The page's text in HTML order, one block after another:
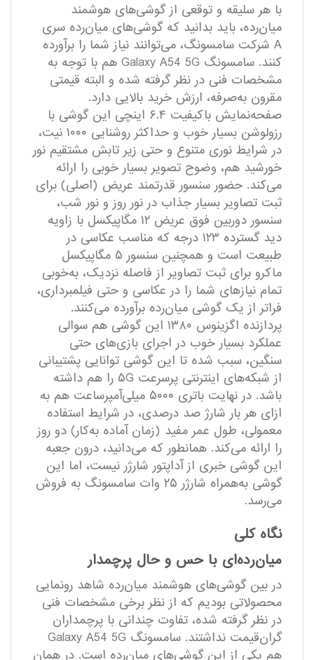
با هر سلیقه و توقعی از گوشی‌های هوشمند
میان‌رده، باید بدانید که گوشی‌های میان‌رده سری
A شرکت سامسونگ، می‌توانند نیاز شما را برآورده
کنند. سامسونگ Galaxy A54 5G هم با توجه به
مشخصات فنی در نظر گرفته شده و البته قیمتی
مقرون به‌صرفه، ارزش خرید بالایی دارد.
صفحه‌نمایش باکیفیت ۶.۴ اینچی این گوشی با
رزولوشن بسیار خوب و حداکثر روشنایی ۱۰۰۰ نیت،
در شرایط نوری متنوع و حتی زیر تابش مشتقیم نور
خورشید هم، وضوح تصویر بسیار خوبی را ارائه
می‌کند. حضور سنسور قدرتمند عریض (اصلی) برای
ثبت تصاویر بسیار جذاب در نور روز و نور شب،
سنسور دوربین فوق عریض ۱۲ مگاپیکسل با زاویه
دید گسترده ۱۲۳ درجه که مناسب عکاسی در
طبیعت است و همچنین سنسور ۵ مگاپیکسل
ماکرو برای ثبت تصاویر از فاصله نزدیک، به‌خوبی
تمام نیاز‌های شما را در عکاسی و حتی فیلمبرداری،
فراتر از یک گوشی میان‌رده برآورده می‌کنند.
پردازنده اگزینوس ۱۳۸۰ این گوشی هم سوالی
عملکرد بسیار خوب در اجرای بازی‌های حتی
سنگین، سبب شده تا این گوشی توانایی پشتیبانی
از شبکه‌های اینترنتی پرسرعت ۵G را هم داشته
باشد. در نهایت باتری ۵۰۰۰ میلی‌آمپر‌ساعت هم به
ازای هر بار شارژ صد درصدی، در شرایط استفاده
معمولی، طول عمر مفید (زمان آماده به‌کار) دو روز
را ارائه می‌کند. همانطور که می‌دانید، درون جعبه
این گوشی خبری از آداپتور شارژر نیست، اما این
گوشی به‌همراه شارژر ۲۵ وات سامسونگ به فروش
می‌رسد.
نگاه کلی
میان‌رده‌ای با حس و حال پرچمدار
در بین گوشی‌های هوشمند میان‌رده شاهد رونمایی
محصولاتی بودیم که از نظر برخی مشخصات فنی
در نظر گرفته شده، تفاوت چندانی با پرچمداران
گران‌قیمت نداشتند. سامسونگ Galaxy A54 5G
هم یکی از این گوشی‌های میان‌رده است. در همان